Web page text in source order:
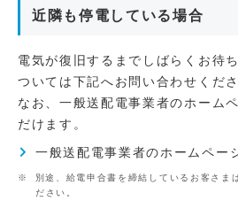
近隣も停電している場合
電気が復旧するまでしばらくお待
ついては下記へお問い合わせくださ
なお、一般送配電事業者のホーム
だけます。
一般送配電事業者のホームペー
別途、給電申合書を締結しているお客さま
ださい。